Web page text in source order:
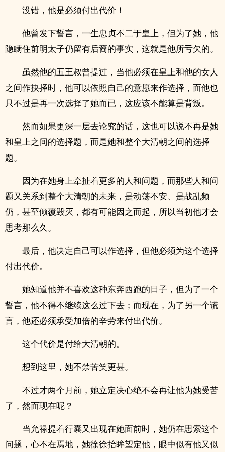
没错，他是必须付出代价！
他曾发下誓言，一生忠贞不二于皇上，但为了她，他
隐瞒住前明太子仍留有后裔的事实，这就是他所亏欠的。
虽然他的五王叔曾提过，当他必须在皇上和他的女人
之间作抉择时，他可以依照自己的意愿来作选择，而他也
只不过是再一次选择了她而已，这应该不能算是背叛。
然而如果更深一层去论究的话，这也可以说不再是她
和皇上之间的选择题，而是她和整个大清朝之间的选择
题。
因为在她身上牵扯着更多的人和问题，而那些人和问
题又关系到整个大清朝的未来，是动荡不安、是战乱频
仍，甚至倾覆毁灭，都有可能因之而起，所以当初他才会
思考那么久。
最后，他决定自己可以作选择，但他必须为这个选择
付出代价。
她知道他并不喜欢这种东奔西跑的日子，但为了一个
誓言，他不得不继续这么过下去；而现在，为了另一个谎
言，他还必须承受加倍的辛劳来付出代价。
这个代价是付给大清朝的。
想到这里，她不禁苦笑更甚。
不过才两个月前，她立定决心绝不会再让他为她受苦
了，然而现在呢？
当允禄提着行囊又出现在她面前时，她仍在思索这个
问题，心不在焉地，她徐徐抬眸望定他，眼中似有他又似